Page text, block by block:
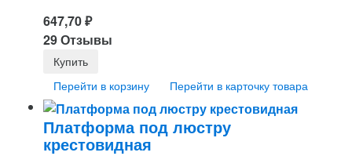
647,70₽
29 Отзывы
Перейти в корзину Перейти в карточку товара
Платформа под люстру
крестовидная